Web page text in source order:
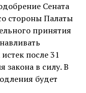
Сената
стороны Палаты
принятия
после 31
закона в силу. В
будет